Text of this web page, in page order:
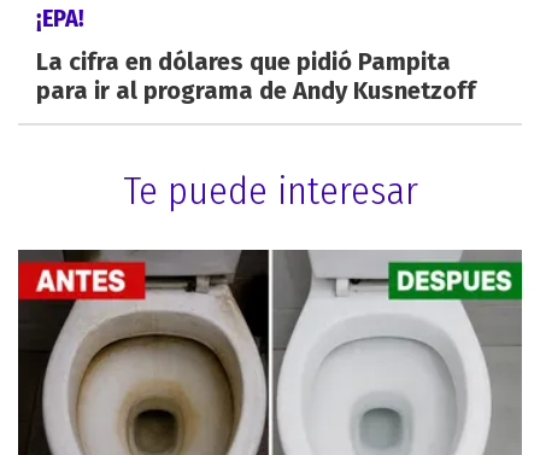
¡EPA!
La cifra en dólares que pidió Pampita
para ir al programa de Andy Kusnetzoff
Te puede interesar